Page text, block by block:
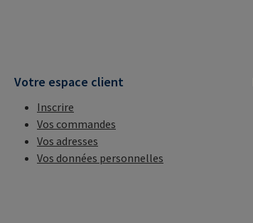
Votre espace client
Inscrire
Vos commandes
Vos adresses
Vos données personnelles